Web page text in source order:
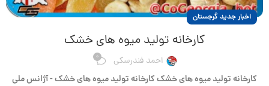
اخبار جدید گرجستان
کارخانه تولید میوه های خشک
احمد فندرسکی 0
کارخانه تولید میوه های خشک کارخانه تولید میوه های خشک - آژانس ملی